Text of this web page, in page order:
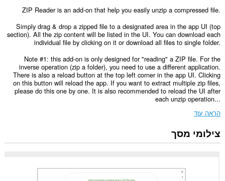
ZIP Reader is an add-on that help you easily unzip a compressed file.
Simply drag & drop a zipped file to a designated area in the app UI (top
section). All the zip content will be listed in the UI. You can download each
individual file by clicking on it or download all files to single folder.
Note #1: this add-on is only designed for "reading" a ZIP file. For the
inverse operation (zip a folder), you need to use a different application.
There is also a reload button at the top left corner in the app UI. Clicking
on this button will reload the app. If you want to extract multiple zip files,
please do this one by one. It is also recommended to reload the UI after
each unzip operation...
הראה עוד
צילומי מסך